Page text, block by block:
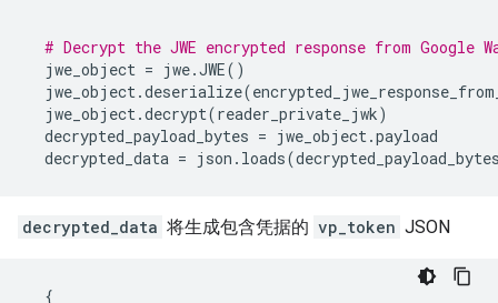
# Decrypt the JWE encrypted response from Google
jwe_object = jwe.JWE()
jwe_object.deserialize(
jwe_object.decrypt(reader_private_jwk)
decrypted_payload_bytes = jwe_object.payload
decrypted_data = json . loads(
decrypted_data 将生成包含凭据的 vp_token JSON
{